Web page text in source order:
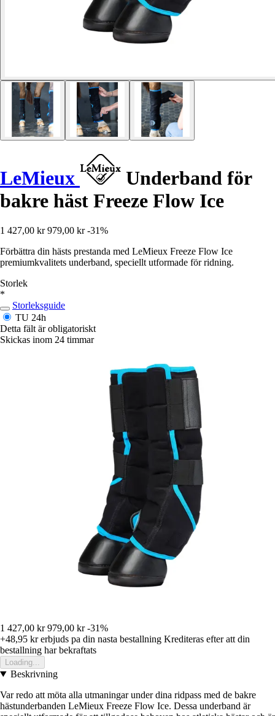
LeMieux
Underband för
bakre häst Freeze Flow Ice
1 427,00 kr 979,00 kr -31%
Förbättra din hästs prestanda med LeMieux Freeze Flow Ice
premiumkvalitets underband, speciellt utformade för ridning.
Storlek
*
Storleksguide
TU 24h
Detta fält är obligatoriskt
Skickas inom 24 timmar
1 427,00 kr 979,00 kr -31%
+48,95 krerbjuds pa din nasta bestallning Krediteras efter att din
bestallning har bekraftats
Loading...
Beskrivning
Var redo att möta alla utmaningar under dina ridpass med de bakre
hästunderbanden LeMieux Freeze Flow Ice. Dessa underband är